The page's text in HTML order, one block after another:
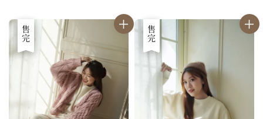
優惠
售完 優惠
售完